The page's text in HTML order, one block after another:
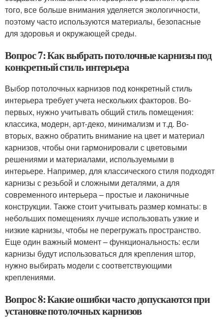
того, все больше внимания уделяется экологичности,
поэтому часто используются материалы, безопасные
для здоровья и окружающей среды.
Вопрос 7: Как выбрать потолочные карнизы под
конкретный стиль интерьера
Выбор потолочных карнизов под конкретный стиль
интерьера требует учета нескольких факторов. Во-
первых, нужно учитывать общий стиль помещения:
классика, модерн, арт-деко, минимализм и т.д. Во-
вторых, важно обратить внимание на цвет и материал
карнизов, чтобы они гармонировали с цветовыми
решениями и материалами, используемыми в
интерьере. Например, для классического стиля подходят
карнизы с резьбой и сложными деталями, а для
современного интерьера – простые и лаконичные
конструкции. Также стоит учитывать размер комнаты: в
небольших помещениях лучше использовать узкие и
низкие карнизы, чтобы не перегружать пространство.
Еще один важный момент – функциональность: если
карнизы будут использоваться для крепления штор,
нужно выбирать модели с соответствующими
креплениями.
Вопрос 8: Какие ошибки часто допускаются при
установке потолочных карнизов